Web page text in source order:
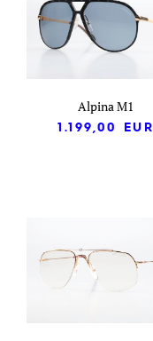
Alpina M1
1.199,00
EUR